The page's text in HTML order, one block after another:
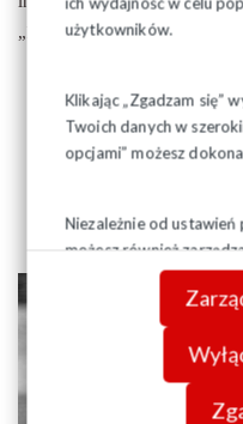
użytkowników.
Klikając „Zgadzam się”
Twoich danych w
opcjami” możesz
Niezależnie od ustawień
możesz również
swojej przeglądarki.
danych znajdziesz w
„Polmos” Białystok, PGE
ws. wspomnienia śp. ks.